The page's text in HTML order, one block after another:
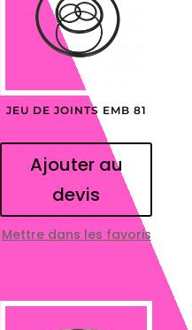
JEU DE JOINTS EMB 81
Ajouter au
devis
Mettre dans les favoris